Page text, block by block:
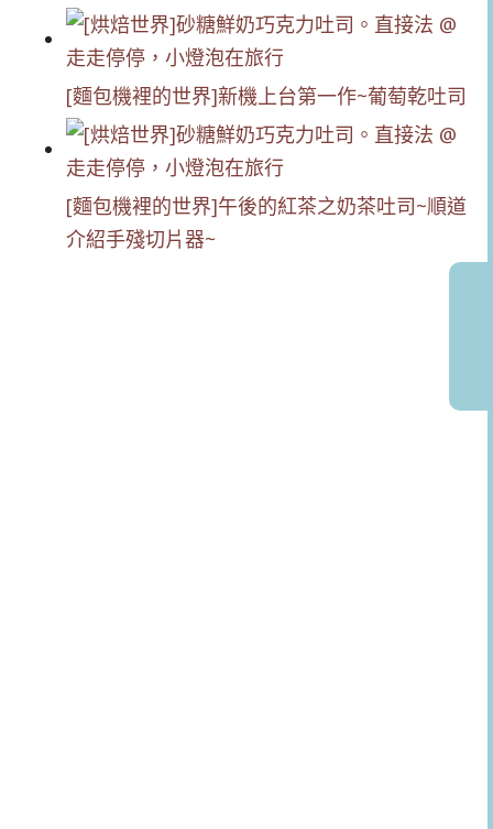
[麵包機裡的世界]新機上台第一作~葡萄乾吐司
[麵包機裡的世界]午後的紅茶之奶茶吐司~順道
介紹手殘切片器~